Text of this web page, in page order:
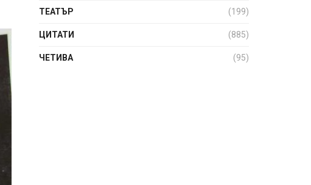
ТЕАТЪР (199)
ЦИТАТИ (885)
ЧЕТИВА (95)